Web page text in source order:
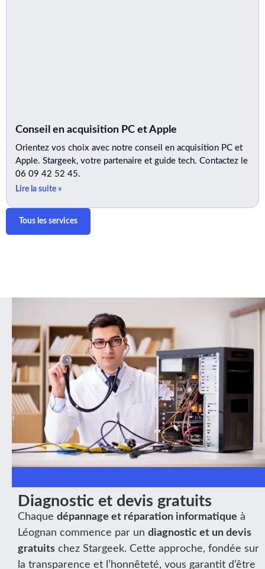
Conseil en acquisition PC et Apple
Orientez vos choix avec notre conseil en acquisition PC et
Apple. Stargeek, votre partenaire et guide tech. Contactez le
06 09 42 52 45.
Lire la suite »
Tous les services
Diagnostic et devis gratuits
Chaque dépannage et réparation informatique à
Léognan commence par un diagnostic et un devis
gratuits chez Stargeek. Cette approche, fondée sur
la transparence et l’honnêteté, vous garantit d’être